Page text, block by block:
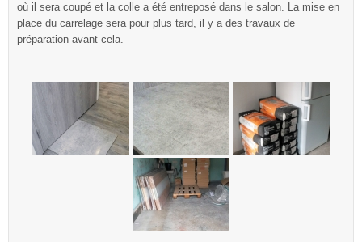
où il sera coupé et la colle a été entreposé dans le salon. La mise en
place du carrelage sera pour plus tard, il y a des travaux de
préparation avant cela.